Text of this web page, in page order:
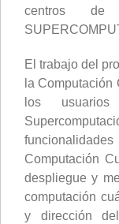
centros
El trabajo del
la Computación
los
Computación
despliegue y
computación
y dirección